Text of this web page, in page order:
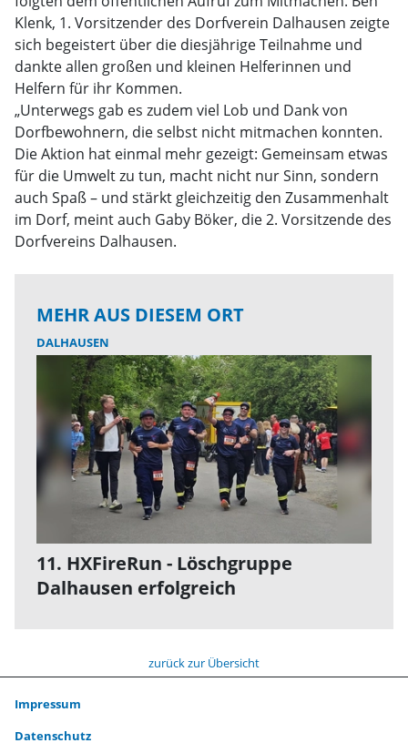
Klenk, 1. Vorsitzender des Dorfverein Dalhausen zeigte
sich begeistert über die diesjährige Teilnahme und
dankte allen großen und kleinen Helferinnen und
Helfern für ihr Kommen.
„Unterwegs gab es zudem viel Lob und Dank von
Dorfbewohnern, die selbst nicht mitmachen konnten.
Die Aktion hat einmal mehr gezeigt: Gemeinsam etwas
für die Umwelt zu tun, macht nicht nur Sinn, sondern
auch Spaß – und stärkt gleichzeitig den Zusammenhalt
im Dorf, meint auch Gaby Böker, die 2. Vorsitzende des
Dorfvereins Dalhausen.
MEHR AUS DIESEM ORT
DALHAUSEN
11. HXFireRun - Löschgruppe
Dalhausen erfolgreich
zurück zur Übersicht
Impressum
Datenschutz